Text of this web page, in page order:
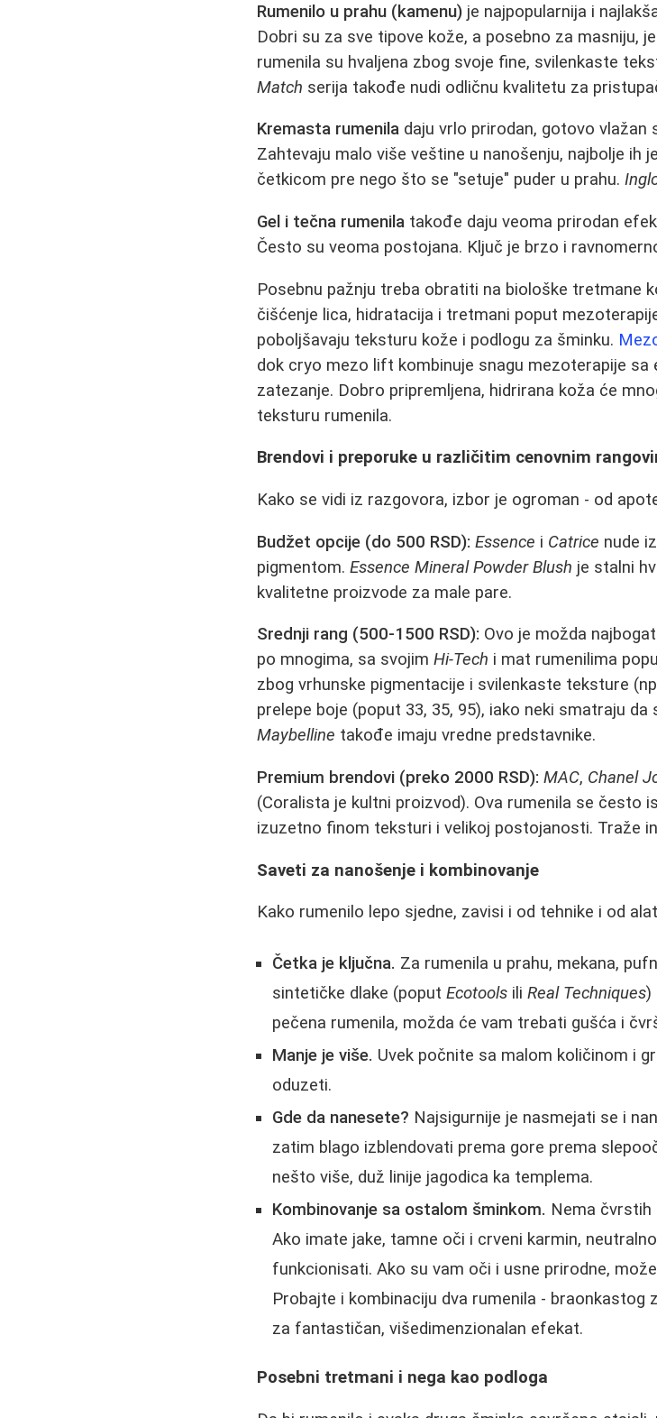
Rumenilo u prahu (kamenu) je najpopularnija i
Dobri su za sve tipove kože, a posebno za masniju,
rumenila su hvaljena zbog svoje fine, svilenkaste
Match serija takođe nudi odličnu kvalitetu za
Kremasta rumenila daju vrlo prirodan, gotovo vlažan
Zahtevaju malo više veštine u nanošenju, najbolje ih
četkicom pre nego što se "setuje" puder u prahu.
Gel i tečna rumenila takođe daju veoma prirodan
Često su veoma postojana. Ključ je brzo i
Posebnu pažnju treba obratiti na biološke tretmane
čišćenje lica, hidratacija i tretmani poput
poboljšavaju teksturu kože i podlogu za šminku.
dok cryo mezo lift kombinuje snagu mezoterapije sa
zatezanje. Dobro pripremljena, hidrirana koža će
teksturu rumenila.
Brendovi i preporuke u različitim cenovnim
Kako se vidi iz razgovora, izbor je ogroman - od
Budžet opcije (do 500 RSD): Essence i Catrice nude
pigmentom.Essence Mineral Powder Blush je stalni
kvalitetne proizvode za male pare.
Srednji rang (500-1500 RSD): Ovo je možda
po mnogima, sa svojimHi-Tech i mat rumenilima
zbog vrhunske pigmentacije i svilenkaste teksture
prelepe boje (poput 33, 35, 95), iako neki smatraju
Maybelline takođe imaju vredne predstavnike.
Premium brendovi (preko 2000 RSD): MAC, Chanel
(Coralista je kultni proizvod). Ova rumenila se često
izuzetno finom teksturi i velikoj postojanosti. Traže
Saveti za nanošenje i kombinovanje
Kako rumenilo lepo sjedne, zavisi i od tehnike i od
Četka je ključna. Za rumenila u prahu, mekana,
sintetičke dlake (poputEcotools iliReal Techniques)
pečena rumenila, možda će vam trebati gušća i
Manje je više. Uvek počnite sa malom količinom i
oduzeti.
Gde da nanesete? Najsigurnije je nasmejati se i
zatim blago izblendovati prema gore prema
nešto više, duž linije jagodica ka templema.
Kombinovanje sa ostalom šminkom. Nema čvrstih
Ako imate jake, tamne oči i crveni karmin,
funkcionisati. Ako su vam oči i usne prirodne,
Probajte i kombinaciju dva rumenila -
za fantastičan, višedimenzionalan efekat.
Posebni tretmani i nega kao podloga